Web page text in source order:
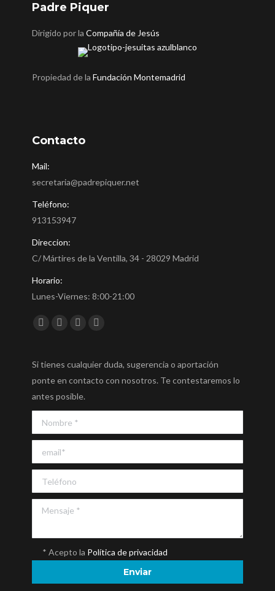
Padre Piquer
Dirigido por laCompañía de Jesús
Propiedad de laFundación Montemadrid
Contacto
Mail:
secretaria@padrepiquer.net
Teléfono:
913153947
Direccion:
C/ Mártires de la Ventilla, 34 - 28029 Madrid
Horario:
Lunes-Viernes: 8:00-21:00
Encuéntranos en:
Si tienes cualquier duda, sugerencia o aportación
ponte en contacto con nosotros. Te contestaremos lo
antes posible.
* Acepto la Política de privacidad